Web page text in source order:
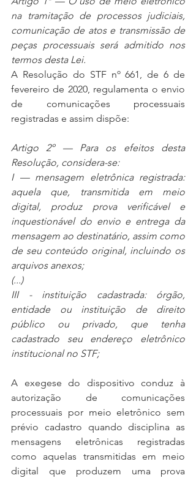
na tramitação de processos judiciais,
comunicação de atos e transmissão de
peças processuais será admitido nos
termos desta Lei.
A Resolução do STF nº 661, de 6 de
fevereiro de 2020, regulamenta o envio
de comunicações processuais
registradas e assim dispõe:
Artigo 2º — Para os efeitos desta
Resolução, considera-se:
I — mensagem eletrônica registrada:
aquela que, transmitida em meio
digital, produz prova verificável e
inquestionável do envio e entrega da
mensagem ao destinatário, assim como
de seu conteúdo original, incluindo os
arquivos anexos;
(...)
III - instituição cadastrada: órgão,
entidade ou instituição de direito
público ou privado, que tenha
cadastrado seu endereço eletrônico
institucional no STF;
A exegese do dispositivo conduz à
autorização de comunicações
processuais por meio eletrônico sem
prévio cadastro quando disciplina as
mensagens eletrônicas registradas
como aquelas transmitidas em meio
digital que produzem uma prova